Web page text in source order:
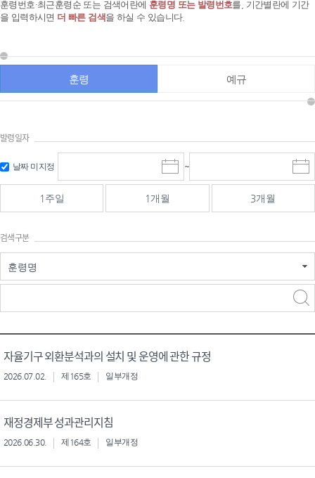
훈령번호·최근훈령순 또는 검색어란에 훈령명 또는 발령번호를, 기간별란에 기간
을 입력하시면 더 빠른 검색 을 하실 수 있습니다.
훈령 예규
발령일자
날짜 미지정
시
작
일
선
~
마
감
선
1주일 1개월 3개월
검색구분
훈령명
자율기구 외환분석과의 설치 및 운영에 관한 규정
2026.07.02. 제165호 일부개정
재정경제부 성과관리지침
2026.06.30. 제164호 일부개정